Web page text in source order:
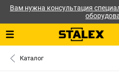
Вам нужна консультация
0 ₽
Каталог